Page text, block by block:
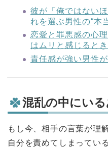
彼が「俺ではない
れを選ぶ男性の“本
恋愛と罪悪感の心
はムリと感じると
責任感が強い男性
混乱の中にい
もし今、相手の言葉が理
自分を責めてしまってい